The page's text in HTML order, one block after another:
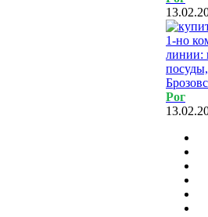
1-но
линии:
Рог